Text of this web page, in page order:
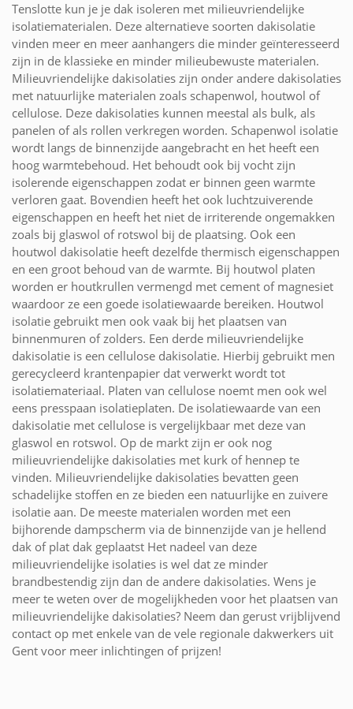
Tenslotte kun je je dak isoleren met milieuvriendelijke
isolatiematerialen. Deze alternatieve soorten dakisolatie
vinden meer en meer aanhangers die minder geïnteresseerd
zijn in de klassieke en minder milieubewuste materialen.
Milieuvriendelijke dakisolaties zijn onder andere dakisolaties
met natuurlijke materialen zoals schapenwol, houtwol of
cellulose. Deze dakisolaties kunnen meestal als bulk, als
panelen of als rollen verkregen worden. Schapenwol isolatie
wordt langs de binnenzijde aangebracht en het heeft een
hoog warmtebehoud. Het behoudt ook bij vocht zijn
isolerende eigenschappen zodat er binnen geen warmte
verloren gaat. Bovendien heeft het ook luchtzuiverende
eigenschappen en heeft het niet de irriterende ongemakken
zoals bij glaswol of rotswol bij de plaatsing. Ook een
houtwol dakisolatie heeft dezelfde thermisch eigenschappen
en een groot behoud van de warmte. Bij houtwol platen
worden er houtkrullen vermengd met cement of magnesiet
waardoor ze een goede isolatiewaarde bereiken. Houtwol
isolatie gebruikt men ook vaak bij het plaatsen van
binnenmuren of zolders. Een derde milieuvriendelijke
dakisolatie is een cellulose dakisolatie. Hierbij gebruikt men
gerecycleerd krantenpapier dat verwerkt wordt tot
isolatiemateriaal. Platen van cellulose noemt men ook wel
eens presspaan isolatieplaten. De isolatiewaarde van een
dakisolatie met cellulose is vergelijkbaar met deze van
glaswol en rotswol. Op de markt zijn er ook nog
milieuvriendelijke dakisolaties met kurk of hennep te
vinden. Milieuvriendelijke dakisolaties bevatten geen
schadelijke stoffen en ze bieden een natuurlijke en zuivere
isolatie aan. De meeste materialen worden met een
bijhorende dampscherm via de binnenzijde van je hellend
dak of plat dak geplaatst Het nadeel van deze
milieuvriendelijke isolaties is wel dat ze minder
brandbestendig zijn dan de andere dakisolaties. Wens je
meer te weten over de mogelijkheden voor het plaatsen van
milieuvriendelijke dakisolaties? Neem dan gerust vrijblijvend
contact op met enkele van de vele regionale dakwerkers uit
Gent voor meer inlichtingen of prijzen!